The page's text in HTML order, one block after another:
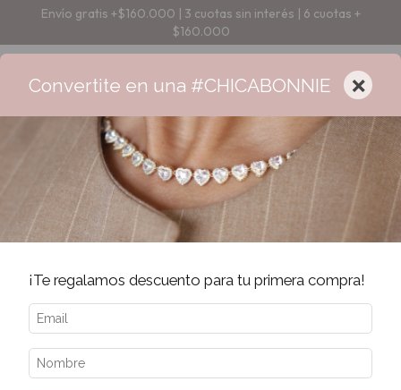
Envío gratis +$160.000 | 3 cuotas sin interés | 6 cuotas +
$160.000
Convertite en una #CHICABONNIE ×
¡Te regalamos descuento para tu primera compra!